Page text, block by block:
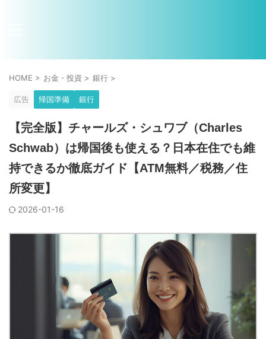
HOME > お金・投資 > 銀行 >
広告 帰国準備 銀行
【完全版】チャールズ・シュワブ（Charles
Schwab）は帰国後も使える？日本在住でも維
持できるか徹底ガイド【ATM無料／税務／住
所変更】
2026-01-16